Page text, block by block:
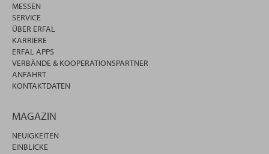
MESSEN
SERVICE
ÜBER ERFAL
KARRIERE
ERFAL APPS
VERBÄNDE & KOOPERATIONSPARTNER
ANFAHRT
KONTAKTDATEN
MAGAZIN
NEUIGKEITEN
EINBLICKE